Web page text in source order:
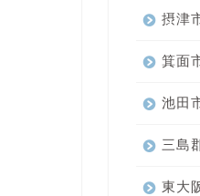
摂津
箕面
池田
三島
東大